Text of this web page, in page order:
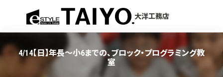
大洋工務店
4/14【日】年長～小6までの、ブロック・プログラミング教
室